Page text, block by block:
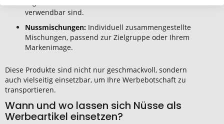
verwendbar sind.
Nussmischungen: Individuell zusammengestellte
Mischungen, passend zur Zielgruppe oder Ihrem
Markenimage.
Diese Produkte sind nicht nur geschmackvoll, sondern
auch vielseitig einsetzbar, um Ihre Werbebotschaft zu
transportieren.
Wann und wo lassen sich Nüsse als
Werbeartikel einsetzen?